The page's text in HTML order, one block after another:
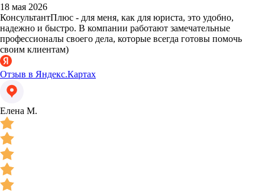
18 мая 2026
КонсультантПлюс - для меня, как для юриста, это удобно,
надежно и быстро. В компании работают замечательные
профессионалы своего дела, которые всегда готовы помочь
своим клиентам)
Отзыв в Яндекс.Картах
Елена М.